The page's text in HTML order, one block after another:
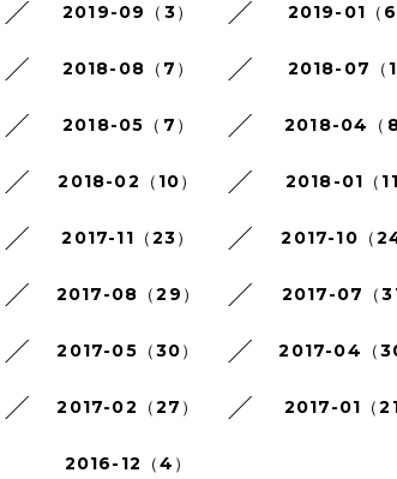
2019-09（3） 2019-01（6
2018-08（7） 2018-07（1
2018-05（7） 2018-04（8
2018-02（10） 2018-01（11
2017-11（23） 2017-10（24
2017-08（29） 2017-07（31
2017-05（30） 2017-04（
2017-02（27） 2017-01（21
2016-12（4）